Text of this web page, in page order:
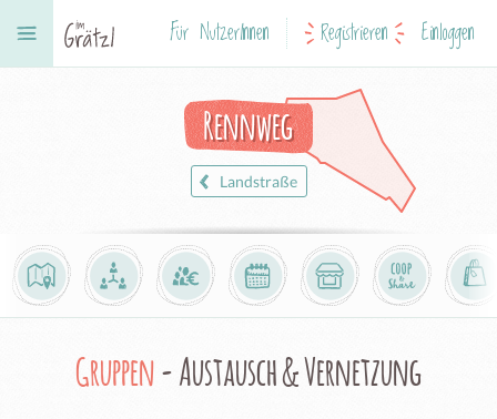
Für NutzerInnen Registrieren Einloggen
Rennweg
Landstraße
Gruppen- Austausch & Vernetzung